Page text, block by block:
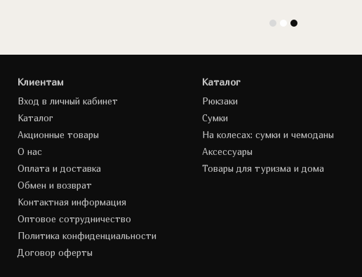
Клиентам
Вход в личный кабинет
Каталог
Акционные товары
О нас
Оплата и доставка
Обмен и возврат
Контактная информация
Оптовое сотрудничество
Политика конфиденциальности
Договор оферты
Каталог
Рюкзаки
Сумки
На колесах: сумки и чемоданы
Аксессуары
Товары для туризма и дома